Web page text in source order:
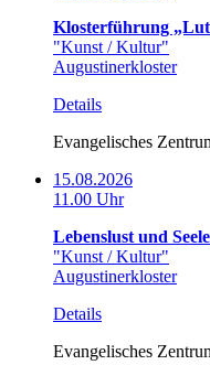
Klosterführung
"Kunst / Kultur"
Augustinerkloster
Details
Evangelisches
15.08.2026
11.00 Uhr
Lebenslust und
"Kunst / Kultur"
Augustinerkloster
Details
Evangelisches